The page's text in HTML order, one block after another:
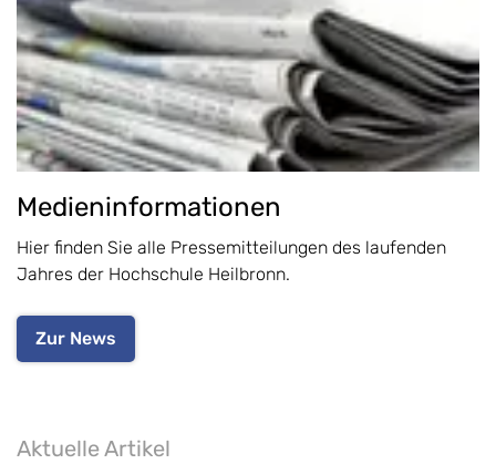
Medieninformationen
Hier finden Sie alle Pressemitteilungen des laufenden
Jahres der Hochschule Heilbronn.
Zur News
Aktuelle Artikel